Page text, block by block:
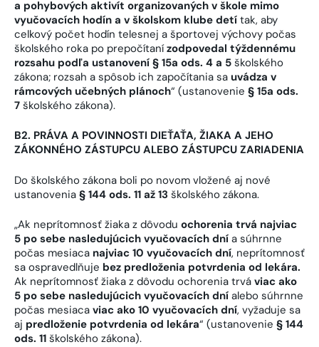
a pohybových aktivít organizovaných v škole mimo
vyučovacích hodín a v školskom klube detí tak, aby
celkový počet hodín telesnej a športovej výchovy počas
školského roka po prepočítanízodpovedal týždennému
rozsahu podľa ustanovení § 15a ods. 4 a 5 školského
zákona; rozsah a spôsob ich započítania sa uvádza v
rámcových učebných plánoch“ (ustanovenie § 15a ods.
7 školského zákona).
B2. PRÁVA A POVINNOSTI DIEŤAŤA, ŽIAKA A JEHO
ZÁKONNÉHO ZÁSTUPCU ALEBO ZÁSTUPCU ZARIADENIA
Do školského zákona boli po novom vložené aj nové
ustanovenia § 144 ods. 11 až 13 školského zákona.
„Ak neprítomnosť žiaka z dôvodu ochorenia trvá najviac
5 po sebe nasledujúcich vyučovacích dní a súhrnne
počas mesiaca najviac 10 vyučovacích dní, neprítomnosť
sa ospravedlňuje bez predloženia potvrdenia od lekára.
Ak neprítomnosť žiaka z dôvodu ochorenia trvá viac ako
5 po sebe nasledujúcich vyučovacích dní alebo súhrnne
počas mesiaca viac ako 10 vyučovacích dní, vyžaduje sa
aj predloženie potvrdenia od lekára“ (ustanovenie § 144
ods. 11 školského zákona).